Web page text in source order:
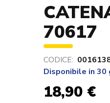
70617
CODICE:
Disponibile in 30
18,90 €